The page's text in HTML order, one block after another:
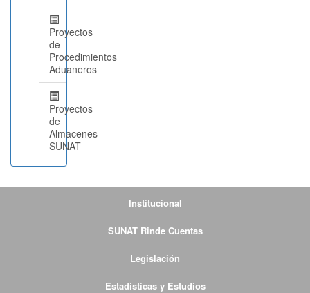
Proyectos
de
Procedimientos
Aduaneros
Proyectos
de
Almacenes
SUNAT
Institucional
SUNAT Rinde Cuentas
Legislación
Estadísticas y Estudios